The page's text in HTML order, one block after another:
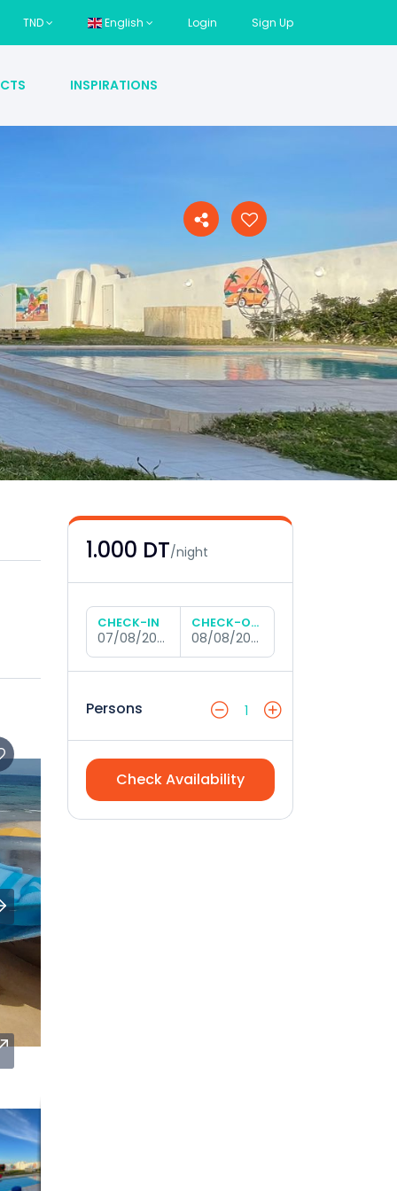
TND English Login Sign Up
INSPIRATIONS
1.000 DT/night
CHECK-IN
07/08/2026
CHECK-OUT
08/08/2026
Persons 1
Check Availability